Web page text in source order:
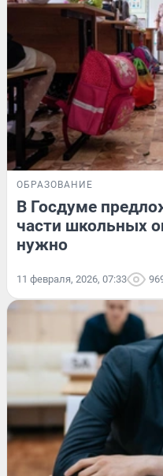
ОБРАЗОВАНИЕ
В Госдуме
части школьных
нужно
11 февраля, 2026, 07:33